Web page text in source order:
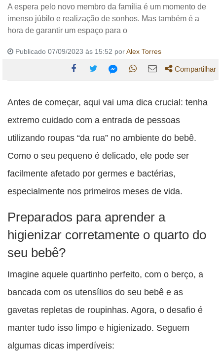
A espera pelo novo membro da família é um momento de
imenso júbilo e realização de sonhos. Mas também é a
hora de garantir um espaço para o
Publicado 07/09/2023 às 15:52 porAlex Torres
esta
publicação
esta
publicação
esta
publicação
esta
publicação
esta
Compartilhar
Antes de começar, aqui vai uma dica crucial: tenha
extremo cuidado com a entrada de pessoas
utilizando roupas “da rua” no ambiente do bebê.
Como o seu pequeno é delicado, ele pode ser
facilmente afetado por germes e bactérias,
especialmente nos primeiros meses de vida.
Preparados para aprender a
higienizar corretamente o quarto do
seu bebê?
Imagine aquele quartinho perfeito, com o berço, a
bancada com os utensílios do seu bebê e as
gavetas repletas de roupinhas. Agora, o desafio é
manter tudo isso limpo e higienizado. Seguem
algumas dicas imperdíveis: